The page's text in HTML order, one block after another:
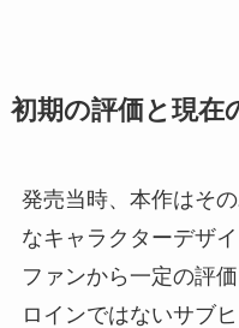
初期の評価と現在
発売当時、本作はそ
なキャラクターデザ
ファンから一定の評
ロインではないサブ